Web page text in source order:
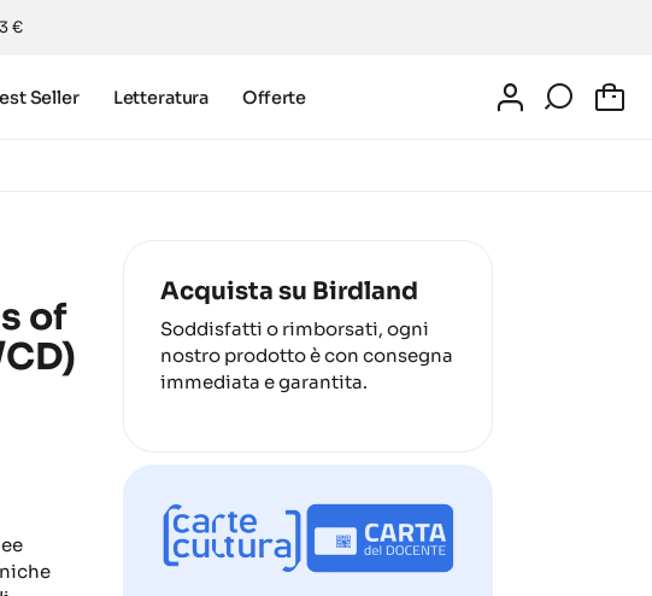
€
Seller Letteratura Offerte
of
Acquista su Birdland
Soddisfatti o rimborsati, ogni
nostro prodotto è con consegna
immediata e garantita.